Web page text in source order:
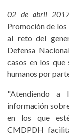
02 de abril
Promoción de
al reto del
Defensa
casos en los que
humanos por
"Atendiendo a
información
en los que
CMDPDH